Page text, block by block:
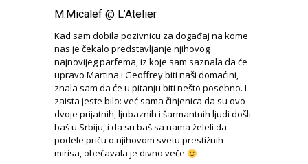
M.Micalef @ L’Atelier
Kad sam dobila pozivnicu za događaj na kome
nas je čekalo predstavljanje njihovog
najnovijeg parfema, iz koje sam saznala da će
upravo Martina i Geoffrey biti naši domaćini,
znala sam da će u pitanju biti nešto posebno. I
zaista jeste bilo: već sama činjenica da su ovo
dvoje prijatnih, ljubaznih i šarmantnih ljudi došli
baš u Srbiju, i da su baš sa nama želeli da
podele priču o njihovom svetu prestižnih
mirisa, obećavala je divno veče